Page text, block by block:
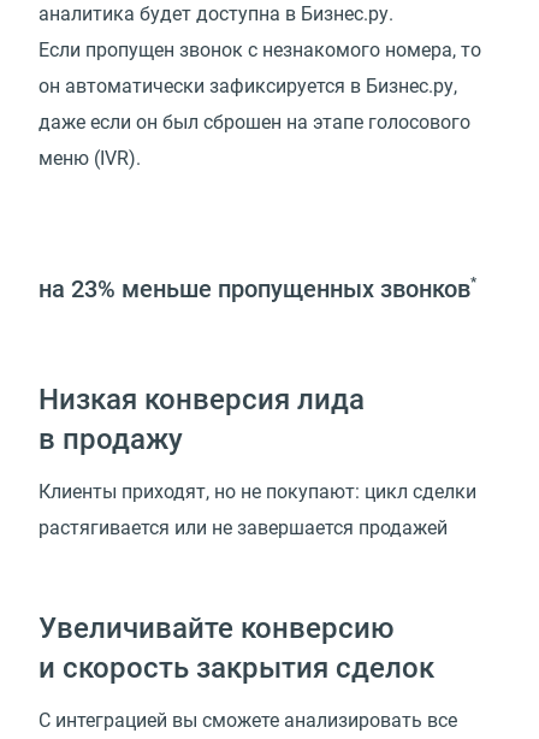
аналитика будет доступна в Бизнес.ру.
Если пропущен звонок с незнакомого номера, то
он автоматически зафиксируется в Бизнес.ру,
даже если он был сброшен на этапе голосового
меню (IVR).
на 23% меньше пропущенных звонков*
Низкая конверсия лида
в продажу
Клиенты приходят, но не покупают: цикл сделки
растягивается или не завершается продажей
Увеличивайте конверсию
и скорость закрытия сделок
С интеграцией вы сможете анализировать все